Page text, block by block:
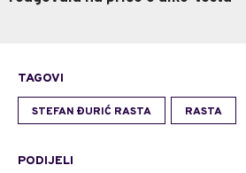
TAGOVI
STEFAN ĐURIĆ RASTA RASTA
PODIJELI